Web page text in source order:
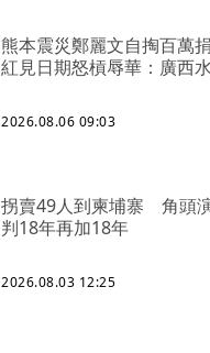
熊本震災鄭麗文自掏百萬
紅見日期怒槓辱華：廣西
2026.08.06 09:03
拐賣49人到柬埔寨 角頭
判18年再加18年
2026.08.03 12:25